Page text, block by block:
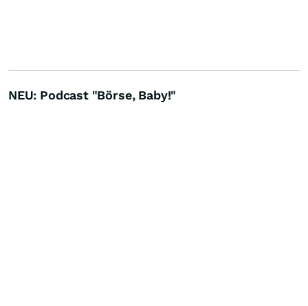
NEU: Podcast "Börse, Baby!"